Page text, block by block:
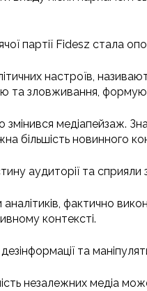
партії Fidesz стала
настроїв,
та зловживання,
медіапейзаж.
більшість новинного
аудиторії та сприяли
фактично
контексті.
та
незалежних медіа